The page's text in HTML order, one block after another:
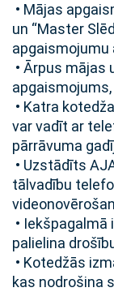
• Mājas
un “Master
apgaismojumu
• Ārpus
• Katra
var vadīt ar
pārrāvuma
• Uzstādīts
tālvadību
•
palielina
• Kotedžās
kas nodrošina